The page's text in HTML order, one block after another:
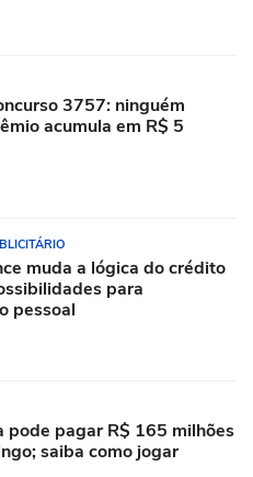
3757: ninguém
acumula em R$ 5
muda a lógica do crédito
para
pessoal
pode pagar R$ 165 milhões
saiba como jogar